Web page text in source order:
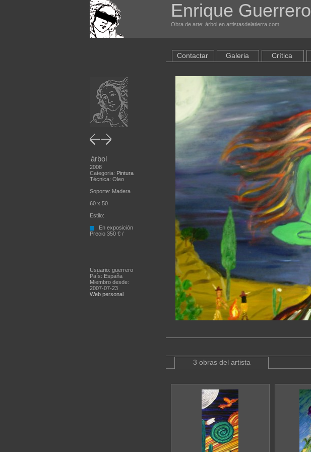
Enrique Guerrero
Obra de arte: árbol en artistasdelatierra.com
árbol
2008
Categoria: Pintura
Técnica: Oleo
Soporte: Madera
60 x 50
Estilo:
En exposición
Precio 350 € /
Usuario: guerrero
País: España
Miembro desde:
2007-07-23
Web personal
Contactar Galeria Crítica
3 obras del artista